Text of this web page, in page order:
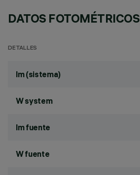
DATOS FOTOMÉTRICOS
DETALLES
lm (sistema)
W system
lm fuente
W fuente